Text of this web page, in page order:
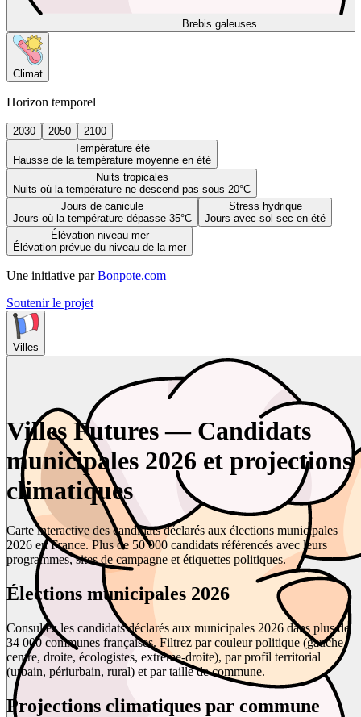
Brebis galeuses
Climat
Horizon temporel
2030 2050
2100
Température été
Hausse de la température moyenne en été
Nuits tropicales
Nuits où la température ne descend pas sous 20°C
Jours de canicule
Jours où la température dépasse 35°C
Stress hydrique
Jours avec sol sec en été
Élévation niveau mer
Élévation prévue du niveau de la mer
Une initiative par Bonpote.com
Soutenir le projet
Villes
Villes Futures — Candidats
municipales 2026 et projections
climatiques
Carte interactive des candidats déclarés aux élections municipales
2026 en France. Plus de 50 000 candidats référencés avec leurs
programmes, sites de campagne et étiquettes politiques.
Élections municipales 2026
Consultez les candidats déclarés aux municipales 2026 dans plus de
34 000 communes françaises. Filtrez par couleur politique (gauche,
centre, droite, écologistes, extrême-droite), par profil territorial
(urbain, périurbain, rural) et par taille de commune.
Projections climatiques par commune